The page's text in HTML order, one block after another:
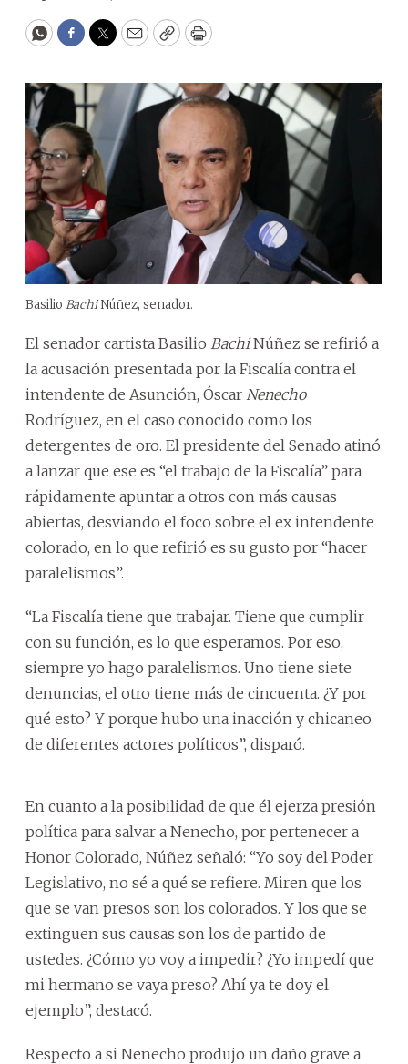
WhatsApp
Facebook
Twitter
EmailCopyPrint
Basilio BachiNúñez, senador.
El senador cartista Basilio BachiNúñez se refirió a
la acusación presentada por la Fiscalía contra el
intendente de Asunción, Óscar Nenecho
Rodríguez, en el caso conocido como los
detergentes de oro. El presidente del Senado atinó
a lanzar que ese es “el trabajo de la Fiscalía” para
rápidamente apuntar a otros con más causas
abiertas, desviando el foco sobre el ex intendente
colorado, en lo que refirió es su gusto por “hacer
paralelismos”.
“La Fiscalía tiene que trabajar. Tiene que cumplir
con su función, es lo que esperamos. Por eso,
siempre yo hago paralelismos. Uno tiene siete
denuncias, el otro tiene más de cincuenta. ¿Y por
qué esto? Y porque hubo una inacción y chicaneo
de diferentes actores políticos”, disparó.
En cuanto a la posibilidad de que él ejerza presión
política para salvar a Nenecho, por pertenecer a
Honor Colorado, Núñez señaló: “Yo soy del Poder
Legislativo, no sé a qué se refiere. Miren que los
que se van presos son los colorados. Y los que se
extinguen sus causas son los de partido de
ustedes. ¿Cómo yo voy a impedir? ¿Yo impedí que
mi hermano se vaya preso? Ahí ya te doy el
ejemplo”, destacó.
Respecto a si Nenecho produjo un daño grave a